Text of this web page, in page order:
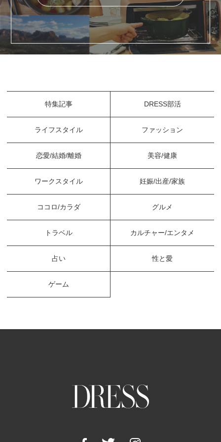
特集記事 DRESS部活
ライフスタイル ファッション
恋愛/結婚/離婚 美容/健康
ワークスタイル 妊娠/出産/家族
ココロ/カラダ グルメ
トラベル カルチャー/エンタメ
占い 性と愛
ゲーム